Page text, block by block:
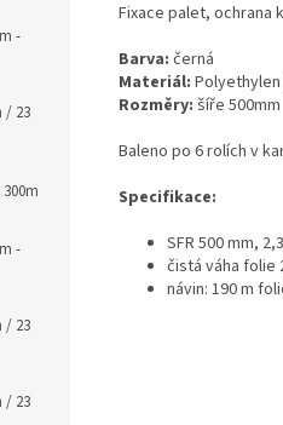
-
/ 23
-
/ 23
/ 23
Fixace palet, ochrana
Barva: černá
Materiál: Polyethylen
Rozměry: šíře 500mm
Baleno po 6 rolích v
Specifikace:
SFR 500 mm,
čistá váha folie
návin: 190 m